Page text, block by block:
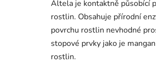
Altela je kontaktně působící
rostlin. Obsahuje přírodní
povrchu rostlin nevhodné
stopové prvky jako je
rostlin.